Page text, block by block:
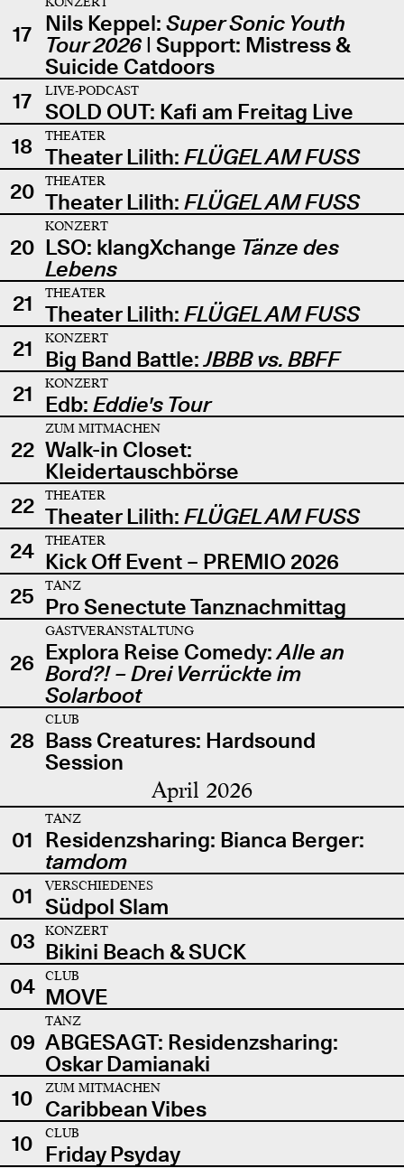
17 Nils Keppel: Super Sonic Youth
Tour 2026| Support: Mistress &
Suicide Catdoors
17
LIVE-PODCAST
SOLD OUT: Kafi am Freitag Live
18
THEATER
Theater Lilith: FLÜGEL AM FUSS
20
THEATER
Theater Lilith: FLÜGEL AM FUSS
20
KONZERT
LSO: klangXchange Tänze des
Lebens
21
THEATER
Theater Lilith: FLÜGEL AM FUSS
21
KONZERT
Big Band Battle:JBBB vs. BBFF
21
KONZERT
Edb: Eddie's Tour
22
ZUM MITMACHEN
Walk-in Closet:
Kleidertauschbörse
22
THEATER
Theater Lilith: FLÜGEL AM FUSS
24
THEATER
Kick Off Event – PREMIO 2026
25
TANZ
Pro Senectute Tanznachmittag
26
GASTVERANSTALTUNG
Explora Reise Comedy:Alle an
Bord?! – Drei Verrückte im
Solarboot
28
CLUB
Bass Creatures: Hardsound
Session
April 2026
01
TANZ
Residenzsharing: Bianca Berger:
tamdom
01
VERSCHIEDENES
Südpol Slam
03
KONZERT
Bikini Beach & SUCK
04
CLUB
MOVE
09
TANZ
ABGESAGT: Residenzsharing:
Oskar Damianaki
10
ZUM MITMACHEN
Caribbean Vibes
10
CLUB
Friday Psyday